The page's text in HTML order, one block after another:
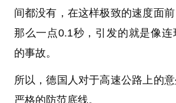
间都没有，在这样极致的速度面
那么一点0.1秒，引发的就是像连
的事故。
所以，德国人对于高速公路上的
严格的防范底线。